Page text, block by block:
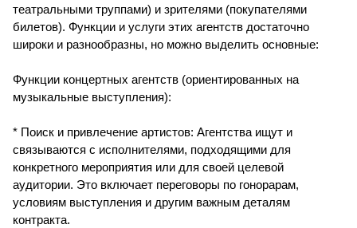
театральными труппами) и зрителями (покупателями
билетов). Функции и услуги этих агентств достаточно
широки и разнообразны, но можно выделить основные:
Функции концертных агентств (ориентированных на
музыкальные выступления):
* Поиск и привлечение артистов: Агентства ищут и
связываются с исполнителями, подходящими для
конкретного мероприятия или для своей целевой
аудитории. Это включает переговоры по гонорарам,
условиям выступления и другим важным деталям
контракта.